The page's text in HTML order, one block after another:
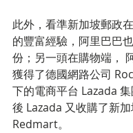
此外，看準新加坡郵政
的豐富經驗，阿里巴巴
份；另一頭在購物端，
獲得了德國網路公司
下的電商平台 Lazada
後 Lazada 又收購了新
Redmart。